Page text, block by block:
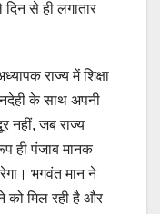
से ही लगातार
राज्य में शिक्षा
के साथ अपनी
नहीं, जब राज्य
ही पंजाब मानक
भगवंत मान ने
को मिल रही है और